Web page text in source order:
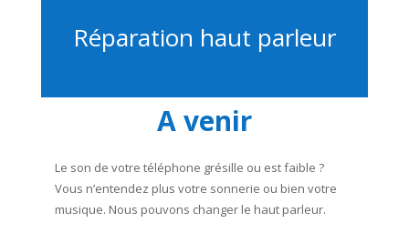
Réparation haut parleur
A venir
Le son de votre téléphone grésille ou est faible ?
Vous n’entendez plus votre sonnerie ou bien votre
musique. Nous pouvons changer le haut parleur.